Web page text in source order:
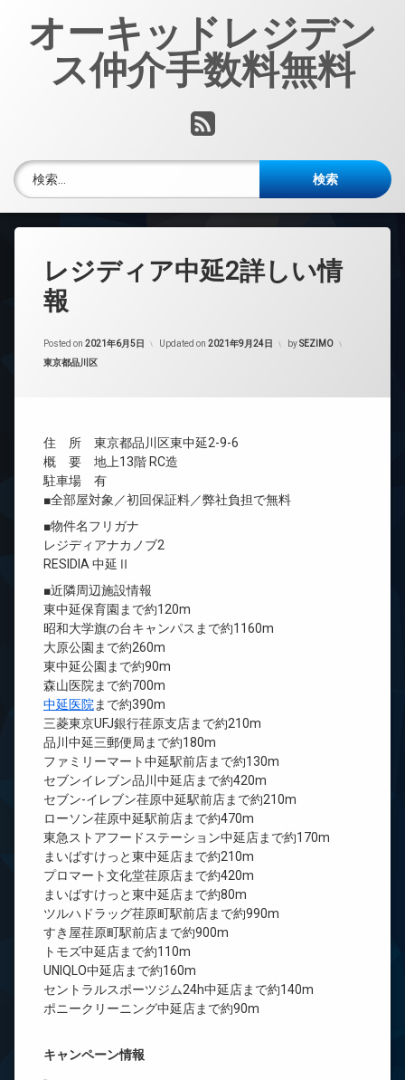
オーキッドレジデン
ス仲介手数料無料
RSS
検索:
レジディア中延2詳しい情
報
Posted on 2021年6月5日 Updated on 2021年9月24日 bySEZIMO
カテゴリー:
東京都品川区
住 所 東京都品川区東中延2-9-6
概 要 地上13階 RC造
駐車場 有
■全部屋対象／初回保証料／弊社負担で無料
■物件名フリガナ
レジディアナカノブ2
RESIDIA 中延Ⅱ
■近隣周辺施設情報
東中延保育園まで約120m
昭和大学旗の台キャンパスまで約1160m
大原公園まで約260m
東中延公園まで約90m
森山医院まで約700m
中延医院 まで約390m
三菱東京UFJ銀行荏原支店まで約210m
品川中延三郵便局まで約180m
ファミリーマート中延駅前店まで約130m
セブンイレブン品川中延店まで約420m
セブン-イレブン荏原中延駅前店まで約210m
ローソン荏原中延駅前店まで約470m
東急ストアフードステーション中延店まで約170m
まいばすけっと東中延店まで約210m
プロマート文化堂荏原店まで約420m
まいばすけっと東中延店まで約80m
ツルハドラッグ荏原町駅前店まで約990m
すき屋荏原町駅前店まで約900m
トモズ中延店まで約110m
UNIQLO中延店まで約160m
セントラルスポーツジム24h中延店まで約140m
ポニークリーニング中延店まで約90m
キャンペーン情報